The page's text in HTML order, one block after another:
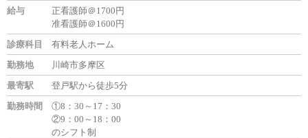
給与
正看護師＠1700円
准看護師＠1600円
診療科目
有料老人ホーム
勤務地
川崎市多摩区
最寄駅
登戸駅から徒歩5分
勤務時間
①8：30～17：30
②9：00～18：00
のシフト制